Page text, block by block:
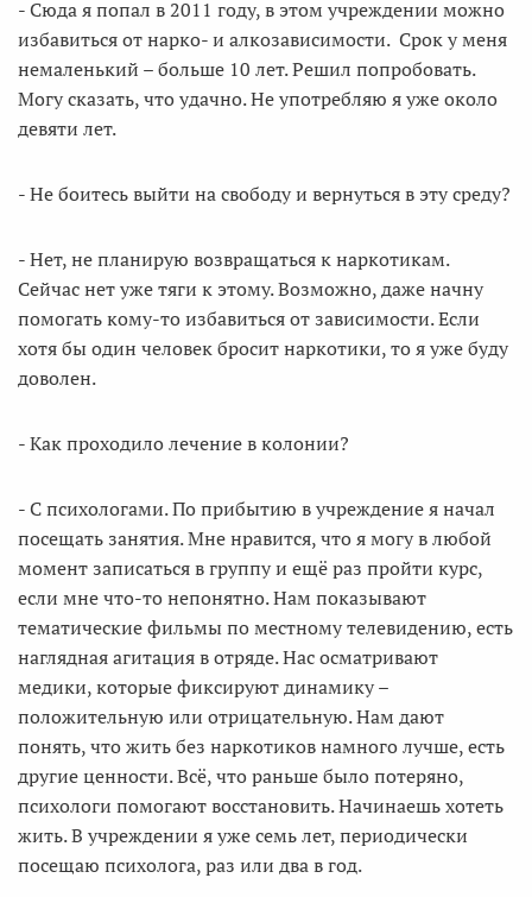
- Сюда я попал в 2011 году, в этом учреждении можно
избавиться от нарко- и алкозависимости. Срок у меня
немаленький – больше 10 лет. Решил попробовать.
Могу сказать, что удачно. Не употребляю я уже около
девяти лет.
- Не боитесь выйти на свободу и вернуться в эту среду?
- Нет, не планирую возвращаться к наркотикам.
Сейчас нет уже тяги к этому. Возможно, даже начну
помогать кому-то избавиться от зависимости. Если
хотя бы один человек бросит наркотики, то я уже буду
доволен.
- Как проходило лечение в колонии?
- С психологами. По прибытию в учреждение я начал
посещать занятия. Мне нравится, что я могу в любой
момент записаться в группу и ещё раз пройти курс,
если мне что-то непонятно. Нам показывают
тематические фильмы по местному телевидению, есть
наглядная агитация в отряде. Нас осматривают
медики, которые фиксируют динамику –
положительную или отрицательную. Нам дают
понять, что жить без наркотиков намного лучше, есть
другие ценности. Всё, что раньше было потеряно,
психологи помогают восстановить. Начинаешь хотеть
жить. В учреждении я уже семь лет, периодически
посещаю психолога, раз или два в год.